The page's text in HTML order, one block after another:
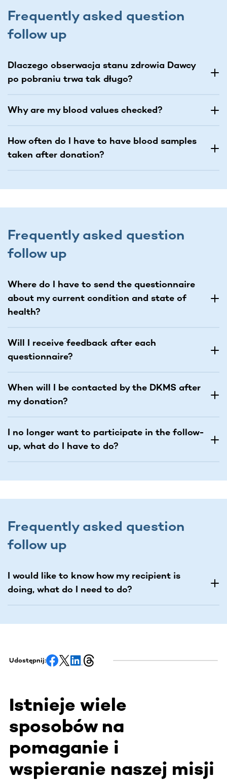
Frequently asked question
follow up
Dlaczego obserwacja stanu zdrowia Dawcy
po pobraniu trwa tak długo?
Why are my blood values checked?
How often do I have to have blood samples
taken after donation?
Frequently asked question
follow up
Where do I have to send the questionnaire
about my current condition and state of
health?
Will I receive feedback after each
questionnaire?
When will I be contacted by the DKMS after
my donation?
I no longer want to participate in the follow-
up, what do I have to do?
Frequently asked question
follow up
I would like to know how my recipient is
doing, what do I need to do?
Udostępnij:
Istnieje wiele
sposobów na
pomaganie i
wspieranie naszej misji